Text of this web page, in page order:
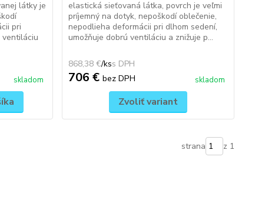
látky je
pri
ventiláciu
skladom
elastická sieťovaná látka, povrch je veľmi
príjemný na dotyk, nepoškodí oblečenie,
nepodlieha deformácii pri dlhom sedení,
umožňuje dobrú ventiláciu a znižuje p...
868,38 €/ks
706 € bez DPH skladom
Zvoliť variant
strana z 1